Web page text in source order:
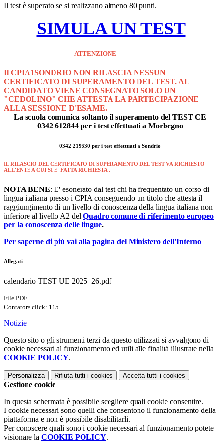
Il test è superato se si realizzano almeno 80 punti.
SIMULA UN TEST
ATTENZIONE
Il CPIA1SONDRIO NON RILASCIA NESSUN
CERTIFICATO DI SUPERAMENTO DEL TEST. AL
CANDIDATO VIENE CONSEGNATO SOLO UN
"CEDOLINO" CHE ATTESTA LA PARTECIPAZIONE
ALLA SESSIONE D'ESAME.
La scuola comunica soltanto il superamento del TEST CE
0342 612844 per i test effettuati a Morbegno
0342 219630 per i test effettuati a Sondrio
IL RILASCIO DEL CERTIFICATO DI SUPERAMENTO DEL TEST VA RICHIESTO
ALL'ENTE A CUI SI E' FATTA RICHIESTA .
NOTA BENE: E' esonerato dal test chi ha frequentato un corso di
lingua italiana presso i CPIA conseguendo un titolo che attesta il
raggiungimento di un livello di conoscenza della lingua italiana non
inferiore al livello A2 del Quadro comune di riferimento europeo
per la conoscenza delle lingue.
Per saperne di più vai alla pagina del Ministero dell'Interno
Allegati
calendario TEST UE 2025_26.pdf
File PDF
Contatore click: 115
Notizie
Questo sito o gli strumenti terzi da questo utilizzati si avvalgono di
cookie necessari al funzionamento ed utili alle finalità illustrate nella
COOKIE POLICY.
Personalizza Rifiuta tutti i cookies Accetta tutti i cookies
Gestione cookie
In questa schermata è possibile scegliere quali cookie consentire.
I cookie necessari sono quelli che consentono il funzionamento della
piattaforma e non è possibile disabilitarli.
Per conoscere quali sono i cookie necessari al funzionamento potete
visionare la COOKIE POLICY.